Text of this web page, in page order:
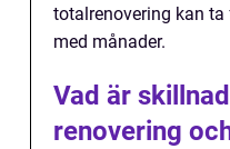
totalrenovering kan ta
med månader.
Vad är
renovering